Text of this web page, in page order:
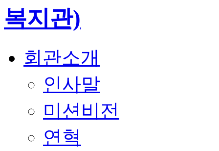
회관소개
인사말
미션비전
연혁